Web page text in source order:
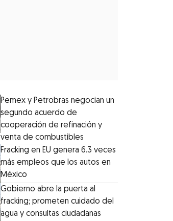
Pemex y Petrobras negocian un
segundo acuerdo de
cooperación de refinación y
venta de combustibles
Fracking en EU genera 6.3 veces
más empleos que los autos en
México
Gobierno abre la puerta al
fracking; prometen cuidado del
agua y consultas ciudadanas